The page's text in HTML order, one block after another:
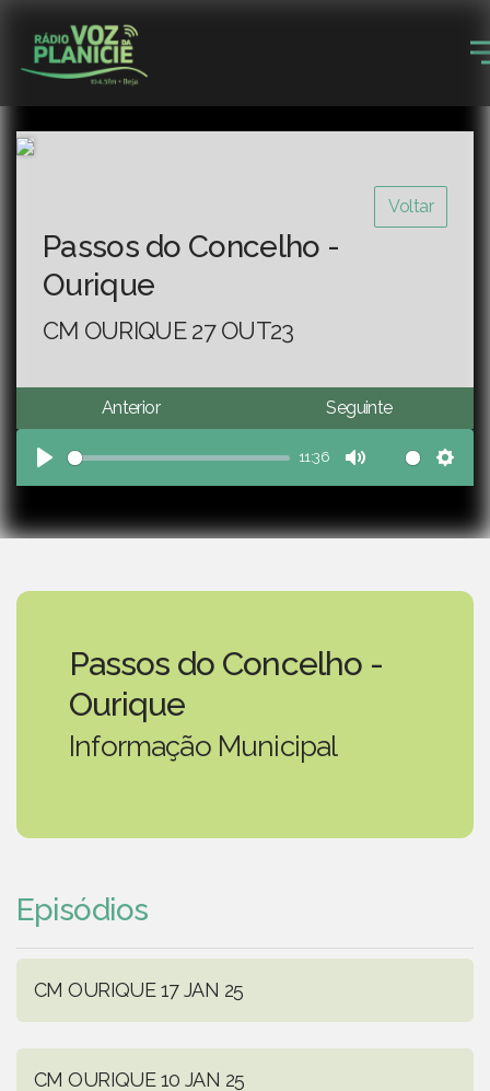
Voltar
Passos do Concelho -
Ourique
CM OURIQUE 27 OUT23
Anterior Seguinte
Play
11:36
Mute
Passos do Concelho -
Ourique
Informação Municipal
Episódios
CM OURIQUE 17 JAN 25
CM OURIQUE 10 JAN 25